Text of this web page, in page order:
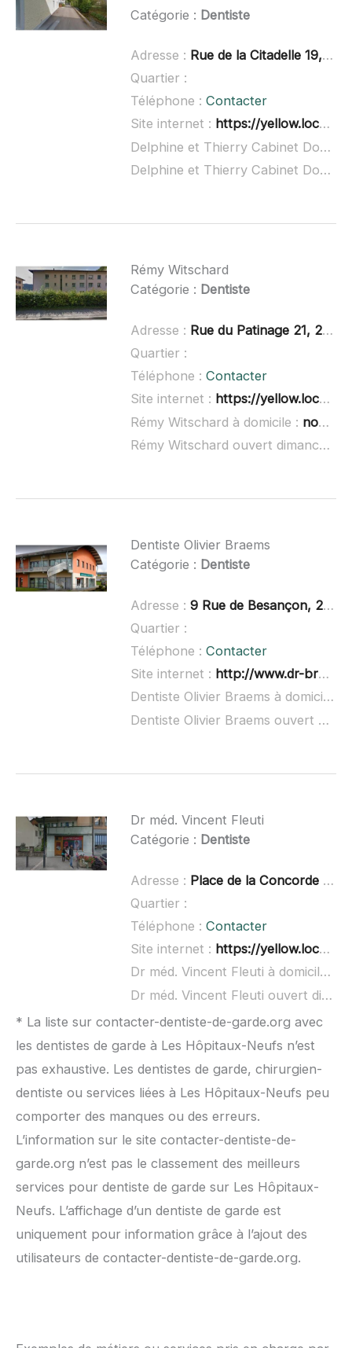
Catégorie : Dentiste
Adresse : Rue de la Citadelle 19, 2114 Fleurier, Suisse
Quartier :
Téléphone : Contacter
Site internet : https://yellow.local.ch/d/eMPcUXM4_v9mDop2UBydVQ
Delphine et Thierry Cabinet Doumas à domicile :
Delphine et Thierry Cabinet Doumas ouvert dimanche :
Rémy Witschard
Catégorie : Dentiste
Adresse : Rue du Patinage 21, 2114 Fleurier, Suisse
Quartier :
Téléphone : Contacter
Site internet : https://yellow.local.ch/d/NTpyeJkOzU-Vje4cTqSvpg
Rémy Witschard à domicile : non renseigné
Rémy Witschard ouvert dimanche :
Dentiste Olivier Braems
Catégorie : Dentiste
Adresse : 9 Rue de Besançon, 25300 Doubs
Quartier :
Téléphone : Contacter
Site internet : http://www.dr-braems-olivier.chirurgiens-dentistes.fr/
Dentiste Olivier Braems à domicile :
Dentiste Olivier Braems ouvert dimanche :
Dr méd. Vincent Fleuti
Catégorie : Dentiste
Adresse : Place de la Concorde 9, 1530 Payerne, Suisse
Quartier :
Téléphone : Contacter
Site internet : https://yellow.local.ch/d/jaoZTiwDEjepIIrhgFqrwQ
Dr méd. Vincent Fleuti à domicile :
Dr méd. Vincent Fleuti ouvert dimanche :
* La liste sur contacter-dentiste-de-garde.org avec
les dentistes de garde à Les Hôpitaux-Neufs n’est
pas exhaustive. Les dentistes de garde, chirurgien-
dentiste ou services liées à Les Hôpitaux-Neufs peu
comporter des manques ou des erreurs.
L’information sur le site contacter-dentiste-de-
garde.org n’est pas le classement des meilleurs
services pour dentiste de garde sur Les Hôpitaux-
Neufs. L’affichage d’un dentiste de garde est
uniquement pour information grâce à l’ajout des
utilisateurs de contacter-dentiste-de-garde.org.